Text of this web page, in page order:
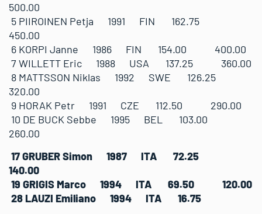
500.00
5 PIIROINEN Petja 1991 FIN 162.75
450.00
6 KORPI Janne 1986 FIN 154.00 400.00
7 WILLETT Eric 1988 USA 137.25 360.00
8 MATTSSON Niklas 1992 SWE 126.25
320.00
9 HORAK Petr 1991 CZE 112.50 290.00
10 DE BUCK Sebbe 1995 BEL 103.00
260.00
17 GRUBER Simon 1987 ITA 72.25
140.00
19 GRIGIS Marco 1994 ITA 69.50 120.00
28 LAUZI Emiliano 1994 ITA 16.75